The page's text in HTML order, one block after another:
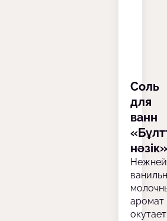
Соль
для
ванн
нәзік»
аромат
окутает